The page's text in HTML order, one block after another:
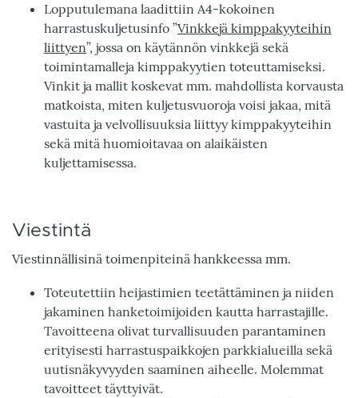
Lopputulemana laadittiin A4-kokoinen
harrastuskuljetusinfo ”Vinkkejä kimppakyyteihin
liittyen”, jossa on käytännön vinkkejä sekä
toimintamalleja kimppakyytien toteuttamiseksi.
Vinkit ja mallit koskevat mm. mahdollista korvausta
matkoista, miten kuljetusvuoroja voisi jakaa, mitä
vastuita ja velvollisuuksia liittyy kimppakyyteihin
sekä mitä huomioitavaa on alaikäisten
kuljettamisessa.
Viestintä
Viestinnällisinä toimenpiteinä hankkeessa mm.
Toteutettiin heijastimien teetättäminen ja niiden
jakaminen hanketoimijoiden kautta harrastajille.
Tavoitteena olivat turvallisuuden parantaminen
erityisesti harrastuspaikkojen parkkialueilla sekä
uutisnäkyvyyden saaminen aiheelle. Molemmat
tavoitteet täyttyivät.